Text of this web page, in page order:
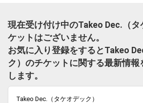
現在受け付け中のTakeo Dec.（
ケットはございません。
お気に入り登録をするとTakeo
ク）のチケットに関する最新情報
します。
Takeo Dec.（タケオデック）